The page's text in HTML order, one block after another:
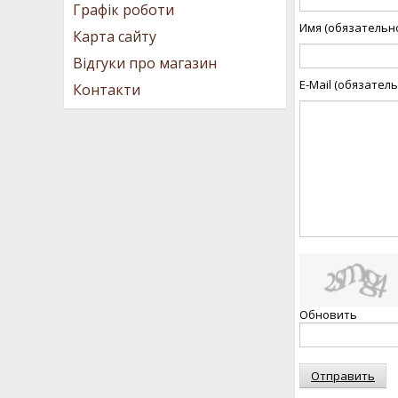
Имя
E-Mail
Обновить
Отправить
Графік роботи
Карта сайту
Відгуки про магазин
Контакти